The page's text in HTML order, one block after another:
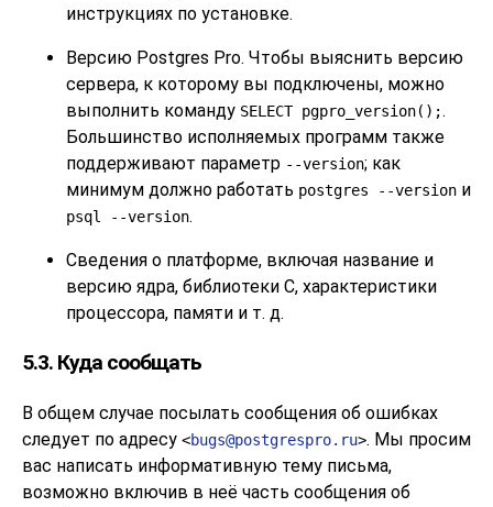
инструкциях по установке.
Версию Postgres Pro. Чтобы выяснить версию
сервера, к которому вы подключены, можно
выполнить команду SELECT pgpro_version();.
Большинство исполняемых программ также
поддерживают параметр --version; как
минимум должно работать postgres --version и
psql --version.
Сведения о платформе, включая название и
версию ядра, библиотеки C, характеристики
процессора, памяти и т. д.
5.3. Куда сообщать
В общем случае посылать сообщения об ошибках
следует по адресу <bugs@postgrespro.ru>. Мы просим
вас написать информативную тему письма,
возможно включив в неё часть сообщения об